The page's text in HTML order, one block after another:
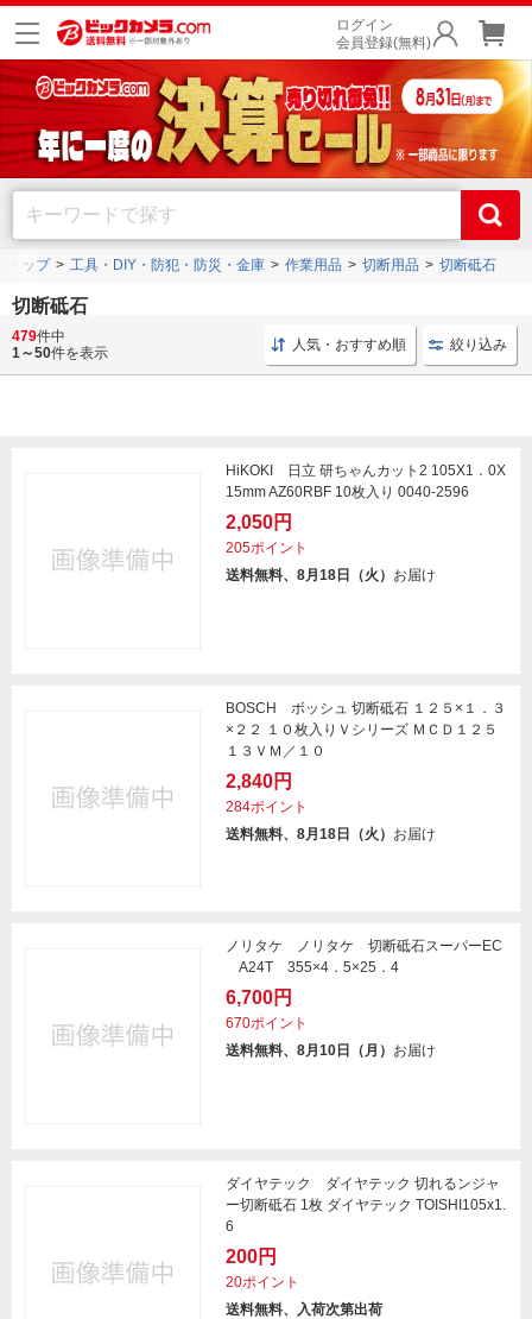
ログイン
会員登録(無料)
トップ 工具・DIY・防犯・防災・金庫 作業用品 切断用品 切断砥石
切断砥石
ノートン 100mm
様々なサイズをご用意しております。
479件中
1～50件を表示 人気・おすすめ順 絞り込み
HiKOKI 日立 研ちゃんカット2 105X1．0X
15mm AZ60RBF 10枚入り 0040-2596
2,050円
205ポイント
送料無料、8月18日（火） お届け
BOSCH ボッシュ 切断砥石 １２５×１．３
×２２ １０枚入りＶシリーズ ＭＣＤ１２５
１３ＶＭ／１０
2,840円
284ポイント
送料無料、8月18日（火） お届け
ノリタケ ノリタケ 切断砥石スーパーEC
A24T 355×4．5×25．4
6,700円
670ポイント
送料無料、8月10日（月） お届け
ダイヤテック ダイヤテック 切れるンジャ
ー切断砥石 1枚 ダイヤテック TOISHI105x1.
6
200円
20ポイント
送料無料、入荷次第出荷